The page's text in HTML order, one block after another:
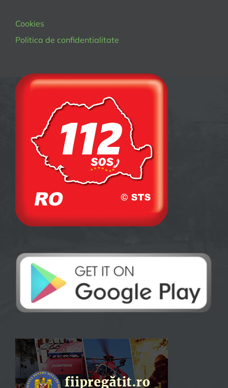
Cookies
Politica de confidentialitate